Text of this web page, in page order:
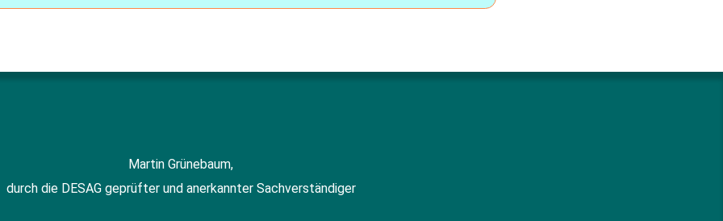
Martin Grünebaum,
durch die DESAG geprüfter und anerkannter Sachverständiger